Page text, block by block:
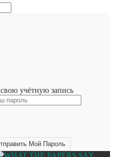
учётную запись